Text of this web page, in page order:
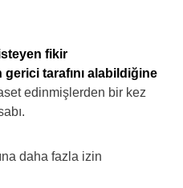
fikir
gerici tarafını alabildiğine
edinmişlerden bir kez
daha fazla izin